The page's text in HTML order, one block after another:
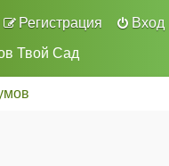
Вход
Регистрация
Твой Сад